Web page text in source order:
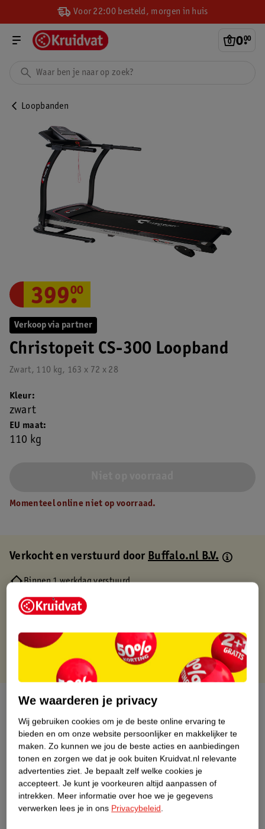
Voor 22:00 besteld, morgen in huis
0.
00
Loopbanden
Verkoop via partner
Christopeit CS-300 Loopband
Zwart, 110 kg, 163 x 72 x 28
399.
00
EU maat
110 kg
Kleur
zwart
Momenteel online niet op voorraad.
Verkocht en verstuurd doorBuffalo.nl B.V.
Binnen 1 werkdag verstuurd
Gratis thuisbezorgd
Gratis retourneren via verkooppartner.
Over dit product
Productinformatie
Nature Impact Score
Dit product heeft (nog) geen Nature
Impact Score.
Meer informatie
We waarderen je privacy
Wij gebruiken cookies om je de beste online ervaring te
bieden en om onze website persoonlijker en makkelijker te
maken. Zo kunnen we jou de beste acties en aanbiedingen
tonen en zorgen we dat je ook buiten Kruidvat.nl relevante
advertenties ziet. Je bepaalt zelf welke cookies je
accepteert. Je kunt je voorkeuren altijd aanpassen of
intrekken. Meer informatie over hoe we je gegevens
verwerken lees je in ons Privacybeleid.